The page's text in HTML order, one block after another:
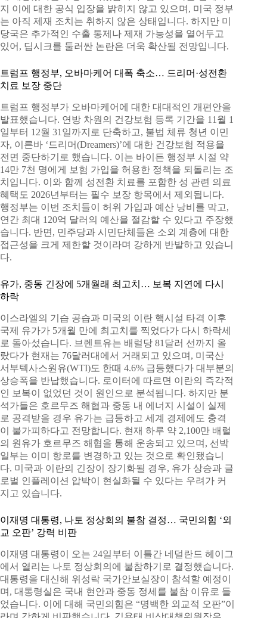
지 이에 대한 공식 입장을 밝히지 않고 있으며, 미국 정부
는 아직 제재 조치는 취하지 않은 상태입니다. 하지만 미
당국은 추가적인 수출 통제나 제재 가능성을 열어두고
있어, 딥시크를 둘러싼 논란은 더욱 확산될 전망입니다.
트럼프 행정부, 오바마케어 대폭 축소… 드리머·성전환
치료 보장 중단
트럼프 행정부가 오바마케어에 대한 대대적인 개편안을
발표했습니다. 연방 차원의 건강보험 등록 기간을 11월 1
일부터 12월 31일까지로 단축하고, 불법 체류 청년 이민
자, 이른바 ‘드리머(Dreamers)’에 대한 건강보험 적용을
전면 중단하기로 했습니다. 이는 바이든 행정부 시절 약
14만 7천 명에게 보험 가입을 허용한 정책을 되돌리는 조
치입니다. 이와 함께 성전환 치료를 포함한 성 관련 의료
혜택도 2026년부터는 필수 보장 항목에서 제외됩니다.
행정부는 이번 조치들이 허위 가입과 예산 낭비를 막고,
연간 최대 120억 달러의 예산을 절감할 수 있다고 주장했
습니다. 반면, 민주당과 시민단체들은 소외 계층에 대한
접근성을 크게 제한할 것이라며 강하게 반발하고 있습니
다.
유가, 중동 긴장에 5개월래 최고치… 보복 지연에 다시
하락
이스라엘의 기습 공습과 미국의 이란 핵시설 타격 이후
국제 유가가 5개월 만에 최고치를 찍었다가 다시 하락세
로 돌아섰습니다. 브렌트유는 배럴당 81달러 선까지 올
랐다가 현재는 76달러대에서 거래되고 있으며, 미국산
서부텍사스원유(WTI)도 한때 4.6% 급등했다가 대부분의
상승폭을 반납했습니다. 로이터에 따르면 이란의 즉각적
인 보복이 없었던 것이 원인으로 분석됩니다. 하지만 분
석가들은 호르무즈 해협과 중동 내 에너지 시설이 실제
로 공격받을 경우 유가는 급등하고 세계 경제에도 충격
이 불가피하다고 전망합니다. 현재 하루 약 2,100만 배럴
의 원유가 호르무즈 해협을 통해 운송되고 있으며, 선박
일부는 이미 항로를 변경하고 있는 것으로 확인됐습니
다. 미국과 이란의 긴장이 장기화될 경우, 유가 상승과 글
로벌 인플레이션 압박이 현실화될 수 있다는 우려가 커
지고 있습니다.
이재명 대통령, 나토 정상회의 불참 결정… 국민의힘 ‘외
교 오판’ 강력 비판
이재명 대통령이 오는 24일부터 이틀간 네덜란드 헤이그
에서 열리는 나토 정상회의에 불참하기로 결정했습니다.
대통령을 대신해 위성락 국가안보실장이 참석할 예정이
며, 대통령실은 국내 현안과 중동 정세를 불참 이유로 들
었습니다. 이에 대해 국민의힘은 “명백한 외교적 오판”이